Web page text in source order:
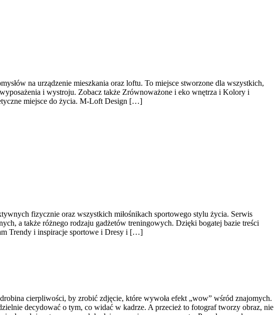
na urządzenie mieszkania oraz loftu. To miejsce stworzone dla wszystkich,
i wystroju. Zobacz także Zrównoważone i eko wnętrza i Kolory i
miejsce do życia. M-Loft Design […]
fizycznie oraz wszystkich miłośnikach sportowego stylu życia. Serwis
a także różnego rodzaju gadżetów treningowych. Dzięki bogatej bazie treści
Trendy i inspiracje sportowe i Dresy i […]
cierpliwości, by zrobić zdjęcie, które wywoła efekt „wow” wśród znajomych.
decydować o tym, co widać w kadrze. A przecież to fotograf tworzy obraz, nie